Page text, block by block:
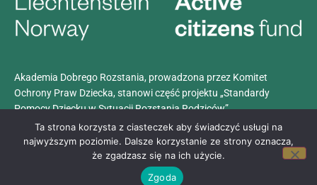
Akademia Dobrego Rozstania, prowadzona przez Komitet
Ochrony Praw Dziecka, stanowi część projektu „Standardy
Pomocy Dziecku w Sytuacji Rozstania Rodziców”.
Projekt realizowany jest z dotacji programuAktywni Obywatele –
Fundusz Krajowy, finansowanego przez Islandię, Liechtenstein i
Norwegię w ramach Funduszy EOG.
Ta strona korzysta z ciasteczek aby świadczyć usługi na
najwyższym poziomie. Dalsze korzystanie ze strony oznacza,
że zgadzasz się na ich użycie.
Zgoda